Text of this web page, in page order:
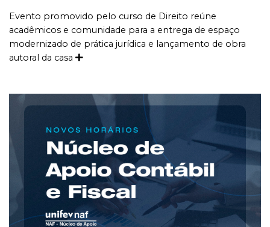
Evento promovido pelo curso de Direito reúne
acadêmicos e comunidade para a entrega de espaço
modernizado de prática jurídica e lançamento de obra
autoral da casa